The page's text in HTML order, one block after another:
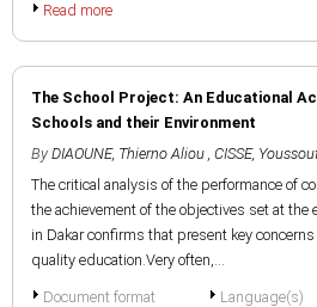
Read more
The School Project: An Educational
Schools and their Environment
By DIAOUNE, Thierno Aliou , CISSE,
The critical analysis of the performance of
the achievement of the objectives set at the
in Dakar confirms that present key
quality education.Very often,...
Document format
Language(s)